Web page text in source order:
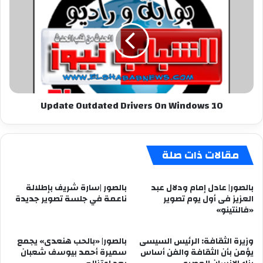
Update Outdated Drivers On Windows 10
مقالات ذات صلة
بالصور| عادل إمام ودلال عبد
العزيز فى أول يوم تصوير
«فالنتينو»
بالصور |سارة شريف بإطلالة
ناعمة في جلسة تصوير جديدة
وزيرة الثقافة: الرئيس السيسى
يؤمن بأن الثقافة والفن أساس
بالصور| «بالحب هنعدى» يجمع
سميرة أحمد بيوسف شعبان